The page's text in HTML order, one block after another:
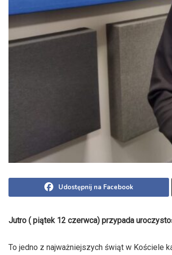
Udostępnij na Facebook
Jutro ( piątek 12 czerwca) przypada
To jedno z najważniejszych świąt w Kościele